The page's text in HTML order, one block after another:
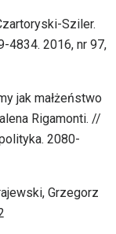
Sziler.
4834. 2016, nr 97,
jak małżeństwo
Rigamonti. //
2080-
Grzegorz